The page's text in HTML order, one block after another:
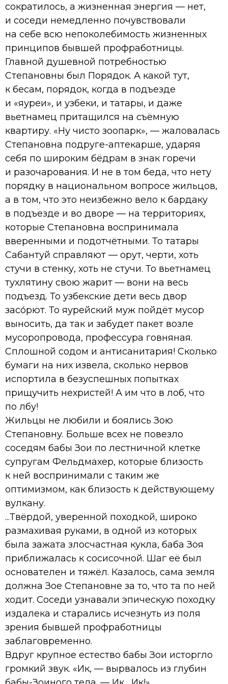
сократилось, а жизненная энергия — нет,
и соседи немедленно почувствовали
на себе всю непоколебимость жизненных
принципов бывшей профработницы.
Главной душевной потребностью
Степановны был Порядок. А какой тут,
к бесам, порядок, когда в подъезде
и «яуреи», и узбеки, и татары, и даже
вьетнамец притащился на съёмную
квартиру. «Ну чисто зоопарк», — жаловалась
Степановна подруге-аптекарше, ударяя
себя по широким бёдрам в знак горечи
и разочарования. И не в том беда, что нету
порядку в национальном вопросе жильцов,
а в том, что это неизбежно вело к бардаку
в подъезде и во дворе — на территориях,
которые Степановна воспринимала
вверенными и подотчётными. То татары
Сабантуй справляют — орут, черти, хоть
стучи в стенку, хоть не стучи. То вьетнамец
тухлятину свою жарит — вони на весь
подъезд. То узбекские дети весь двор
засо́рют. То яурейский муж пойдёт мусор
выносить, да так и забудет пакет возле
мусоропровода, профессура говняная.
Сплошной содом и антисанитария! Сколько
бумаги на них извела, сколько нервов
испортила в безуспешных попытках
прищучить нехристей! А им что в лоб, что
по лбу!
Жильцы не любили и боялись Зою
Степановну. Больше всех не повезло
соседям бабы Зои по лестничной клетке
супругам Фельдмахер, которые близость
к ней воспринимали с таким же
оптимизмом, как близость к действующему
вулкану.
...Твёрдой, уверенной походкой, широко
размахивая руками, в одной из которых
была зажата злосчастная кукла, баба Зоя
приближалась к сосисочной. Шаг её был
основателен и тяжёл. Казалось, сама земля
должна Зое Степановне за то, что та по ней
ходит. Соседи узнавали эпическую походку
издалека и старались исчезнуть из поля
зрения бывшей профработницы
заблаговременно.
Вдруг крупное естество бабы Зои исторгло
громкий звук. «Ик, — вырвалось из глубин